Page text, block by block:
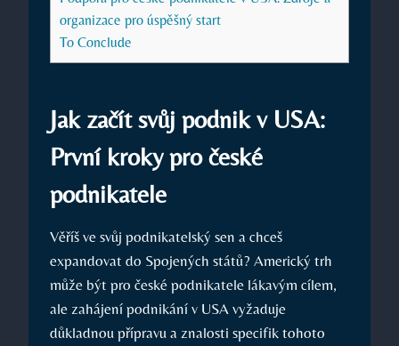
organizace pro úspěšný start
To Conclude
Jak začít svůj podnik v USA:
První kroky pro české
podnikatele
Věříš ve svůj podnikatelský sen a chceš
expandovat do Spojených států? Americký trh
může být pro české podnikatele lákavým cílem,
ale zahájení podnikání v USA vyžaduje
důkladnou přípravu a znalosti specifik tohoto